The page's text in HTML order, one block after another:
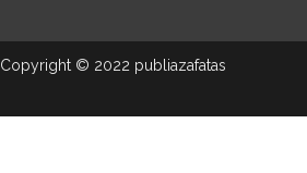
Copyright © 2022 publiazafatas